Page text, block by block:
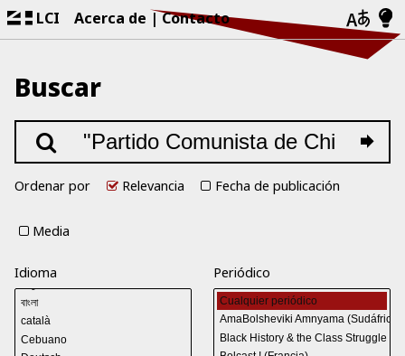
LCI Acerca de Contacto
Buscar
Ordenar por Relevancia Fecha de publicación
Media
Idioma Periódico